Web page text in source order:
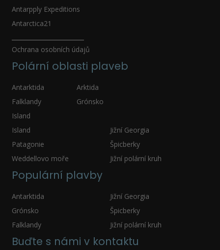
prosinec 2027
05.12. - 12.12.27
neděle - neděle
411 000 Kč
cena za 8 dní (7 nocí)
objednej
10.12. - 17.12.27
pátek - pátek
411 000 Kč
středa - středa
411 000 Kč
cena za 8 dní (7 nocí)
objednej
Antarpply Expeditions
Antarctica21
Ochrana osobních údajů
Polární oblasti plaveb
Antarktida
Arktida
Falklandy
Grónsko
Island
Island
Jižní Georgia
Patagonie
Špicberky
Weddellovo moře
Jižní polární kruh
Populární plavby
Antarktida
Jižní Georgia
Grónsko
Špicberky
Falklandy
Jižní polární kruh
Buďte s námi v kontaktu